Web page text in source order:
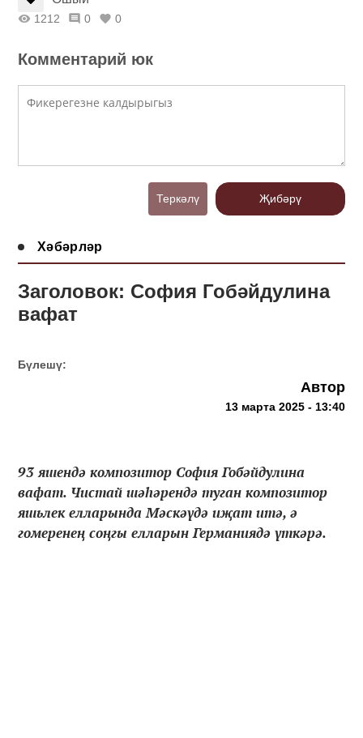
1212 0 0
Комментарий юк
Теркәлү Җибәрү
Хәбәрләр
Заголовок: София Гобәйдулина
вафат
Бүлешү:
Автор
13 марта 2025 - 13:40
93 яшендә композитор София Гобәйдулина
вафат. Чистай шәһәрендә туган композитор
яшьлек елларында Мәскәүдә иҗат итә, ә
гомеренең соңгы елларын Германиядә үткәрә.